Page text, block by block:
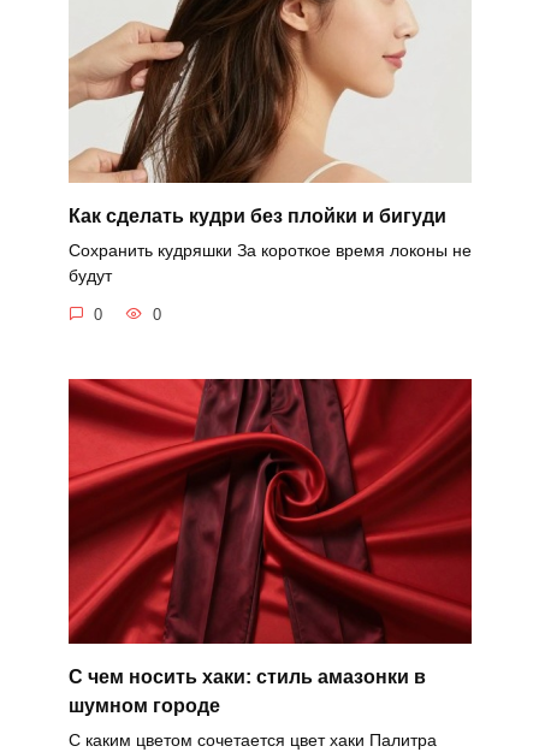
Как сделать кудри без плойки и бигуди
Сохранить кудряшки За короткое время локоны не
будут
0 0
С чем носить хаки: стиль амазонки в
шумном городе
С каким цветом сочетается цвет хаки Палитра